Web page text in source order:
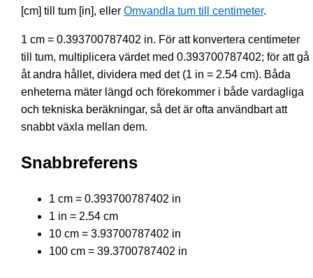
[cm] till tum [in], eller Omvandla tum till centimeter.
1 cm = 0.393700787402 in. För att konvertera centimeter
till tum, multiplicera värdet med 0.393700787402; för att gå
åt andra hållet, dividera med det (1 in = 2.54 cm). Båda
enheterna mäter längd och förekommer i både vardagliga
och tekniska beräkningar, så det är ofta användbart att
snabbt växla mellan dem.
Snabbreferens
1 cm = 0.393700787402 in
1 in = 2.54 cm
10 cm = 3.93700787402 in
100 cm = 39.3700787402 in